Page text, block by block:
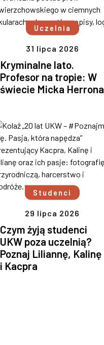
Uczelnia
31 lipca 2026
Kryminalne lato.
Profesor na tropie: W
świecie Micka Herrona
Studenci
29 lipca 2026
Czym żyją studenci
UKW poza uczelnią?
Poznaj Liliannę, Kalinę
i Kacpra